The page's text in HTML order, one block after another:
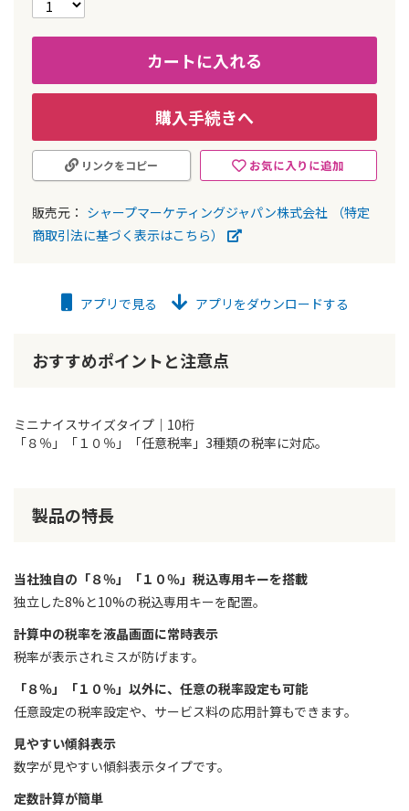
カートに入れる
購入手続きへ
お気に入りに追加
リンクをコピー
販売元： シャープマーケティングジャパン株式会社
（特定
商取引法に基づく表示はこちら）
アプリで見る アプリをダウンロードする
おすすめポイントと注意点
ミニナイスサイズタイプ｜10桁
「８％」「１０％」「任意税率」3種類の税率に対応。
製品の特長
当社独自の「８％」「１０％」税込専用キーを搭載
独立した8%と10%の税込専用キーを配置。
計算中の税率を液晶画面に常時表示
税率が表示されミスが防げます。
「８％」「１０％」以外に、任意の税率設定も可能
任意設定の税率設定や、サービス料の応用計算もできます。
見やすい傾斜表示
数字が見やすい傾斜表示タイプです。
定数計算が簡単